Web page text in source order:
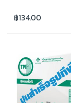
฿134.00